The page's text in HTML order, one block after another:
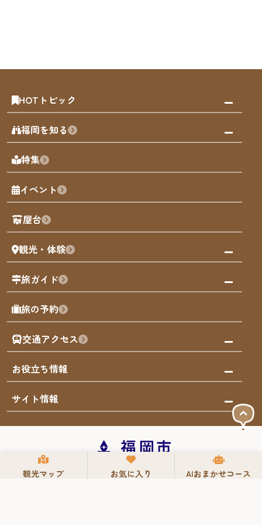
観光マップ お気に入り AIおまかせコース
HOTトピック
みんなの旅行記
天神エリア
博多旧市街
福岡城
歴史・文化
福岡を知る
福岡の見どころ
福岡の魅力
観光カレンダー
観光PR動画
まち歩き
福岡グルメ
福岡を楽しむ
福岡のアート
福岡のナイトタイム
福岡の歴史・文化
サステナブルツーリズム
福岡検定
よかなび音声ガイド
エリアガイド
博多旧市街
特集
イベント
屋台
観光・体験
観る・遊ぶ
屋台
買う
体験
泊まる
旅ガイド
モデルコース
AIおまかせコース
オリジナルプラン
みんなの旅行記
旅の予約
交通アクセス
市内交通ガイド
お得なチケット
お役立ち情報
お知らせ
災害情報
観光案内所一覧
緊急時の連絡先
サイト情報
まち歩き・体験プログラム掲載申込
観光案内所一覧